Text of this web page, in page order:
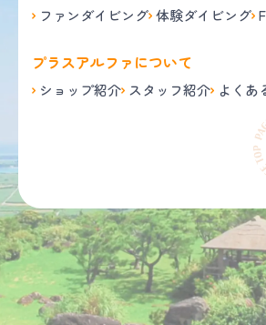
ファンダイビング 体験ダイビング
プラスアルファについて
ショップ紹介 スタッフ紹介 よくあ